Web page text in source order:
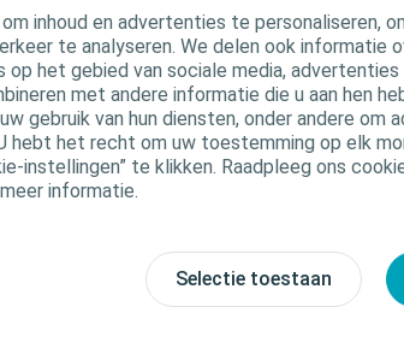
inhoud en advertenties te personaliseren,
te analyseren. We delen ook informatie
het gebied van sociale media, advertenties
met andere informatie die u aan hen
gebruik van hun diensten, onder andere om
hebt het recht om uw toestemming op elk
instellingen” te klikken. Raadpleeg ons
informatie.
Selectie toestaan
aan voor de nieuwsbrieven
de documenten voor verdelers